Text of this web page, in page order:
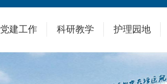
党建工作 科研教学 护理园地